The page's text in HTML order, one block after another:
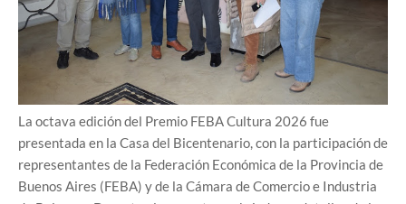
La octava edición del Premio FEBA Cultura 2026 fue
presentada en la Casa del Bicentenario, con la participación de
representantes de la Federación Económica de la Provincia de
Buenos Aires (FEBA) y de la Cámara de Comercio e Industria